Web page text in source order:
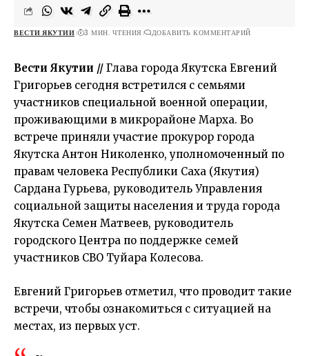
ВЕСТИ ЯКУТИИ 3 МИН. ЧТЕНИЯ ДОБАВИТЬ КОММЕНТАРИЙ
Вести Якутии // Глава города Якутска Евгений
Григорьев сегодня встретился с семьями
участников специальной военной операции,
проживающими в микрорайоне Марха. Во
встрече приняли участие прокурор города
Якутска Антон Николенко, уполномоченный по
правам человека Республики Саха (Якутия)
Сардана Гурьева, руководитель Управления
социальной защиты населения и труда города
Якутска Семен Матвеев, руководитель
городского Центра по поддержке семей
участников СВО Туйара Колесова.
Евгений Григорьев отметил, что проводит такие
встречи, чтобы ознакомиться с ситуацией на
местах, из первых уст.